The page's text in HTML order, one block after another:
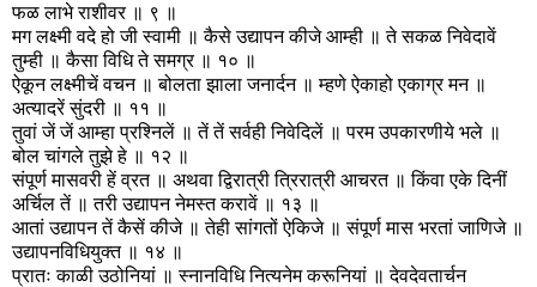
फळ लाभे राशीवर ॥ ९ ॥
मग लक्ष्मी वदे हो जी स्वामी ॥ कैसे उद्यापन कीजे आम्ही ॥ ते सकळ निवेदावें
तुम्ही ॥ कैसा विधि ते समग्र ॥ १० ॥
ऐकून लक्ष्मीचें वचन ॥ बोलता झाला जनार्दन ॥ म्हणे ऐकाहो एकाग्र मन ॥
अत्यादरें सुंदरी ॥ ११ ॥
तुवां जें जें आम्हा प्रश्‍निलें ॥ तें तें सर्वही निवेदिलें ॥ परम उपकारणीये भले ॥
बोल चांगले तुझे हे ॥ १२ ॥
संपूर्ण मासवरी हें व्रत ॥ अथवा द्विरात्री त्रिरात्री आचरत ॥ किंवा एके दिनीं
अर्चिल तें ॥ तरी उद्यापन नेमस्त करावें ॥ १३ ॥
आतां उद्यापन तें कैसें कीजे ॥ तेही सांगतों ऐकिजे ॥ संपूर्ण मास भरतां जाणिजे ॥
उद्यापनविधियुक्त ॥ १४ ॥
प्रातः काळी उठोनियां ॥ स्नानविधि नित्यनेम करूनियां ॥ देवदेवतार्चन